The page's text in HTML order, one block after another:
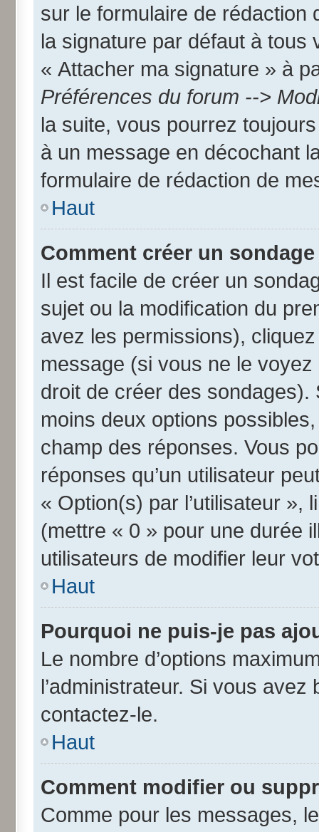
sur le formulaire de rédaction
la signature par défaut à tous
« Attacher ma signature » à
Préférences du forum -->
la suite, vous pourrez
à un message en décochant
formulaire de rédaction de
Haut
Comment créer un
Il est facile de créer un
sujet ou la modification du
avez les permissions),
message (si vous ne le
droit de créer des
moins deux options
champ des réponses. Vous
réponses qu’un utilisateur
« Option(s) par l’utilisateur »,
(mettre « 0 » pour une durée
utilisateurs de modifier leur
Haut
Pourquoi ne puis-je pas
Le nombre d’options
l’administrateur. Si vous avez
contactez-le.
Haut
Comment modifier ou
Comme pour les messages,